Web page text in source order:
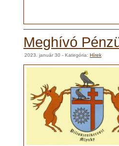
Meghívó
2023. január 30 - Kategória: Hírek